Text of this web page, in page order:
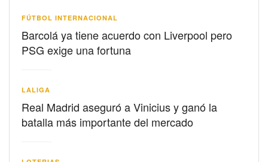
FÚTBOL INTERNACIONAL
Barcolá ya tiene acuerdo con Liverpool pero
PSG exige una fortuna
LALIGA
Real Madrid aseguró a Vinicius y ganó la
batalla más importante del mercado